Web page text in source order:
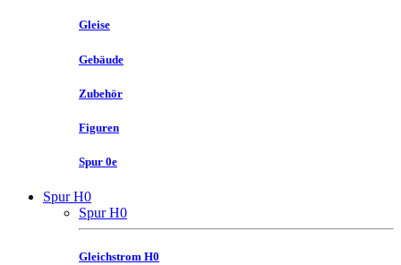
Gleise
Gebäude
Zubehör
Figuren
Spur 0e
Spur H0
Spur H0
Gleichstrom H0